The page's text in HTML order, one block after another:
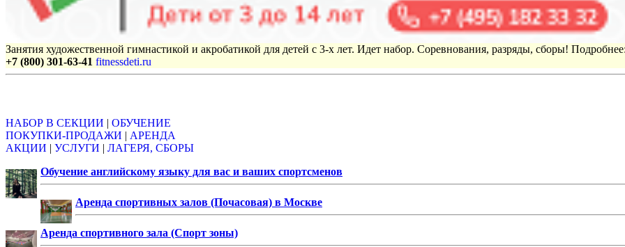
Занятия художественной гимнастикой и акробатикой для детей с 3-х лет. Идет набор. Соревнования, разряды, сборы!
+7 (800) 301-63-41 fitnessdeti.ru
НАБОР В СЕКЦИИ | ОБУЧЕНИЕ
ПОКУПКИ-ПРОДАЖИ | АРЕНДА
АКЦИИ | УСЛУГИ | ЛАГЕРЯ, СБОРЫ
Обучение английскому языку для вас и ваших спортсменов
Аренда спортивных залов (Почасовая) в Москве
Аренда спортивного зала (Спорт зоны)